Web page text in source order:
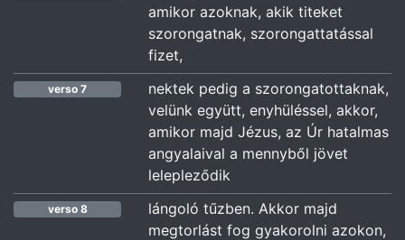
amikor azoknak, akik titeket
szorongatnak, szorongattatással
fizet,
verso 7
nektek pedig a szorongatottaknak,
velünk együtt, enyhüléssel, akkor,
amikor majd Jézus, az Úr hatalmas
angyalaival a mennyből jövet
lelepleződik
verso 8
lángoló tűzben. Akkor majd
megtorlást fog gyakorolni azokon,